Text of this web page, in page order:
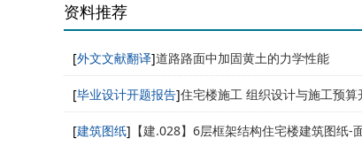
资料推荐
[外文文献翻译]道路路面中加固黄土的力学性能
[毕业设计开题报告]住宅楼施工 组织设计与施工预算
[建筑图纸] 【建.028】6层框架结构住宅楼建筑图纸-